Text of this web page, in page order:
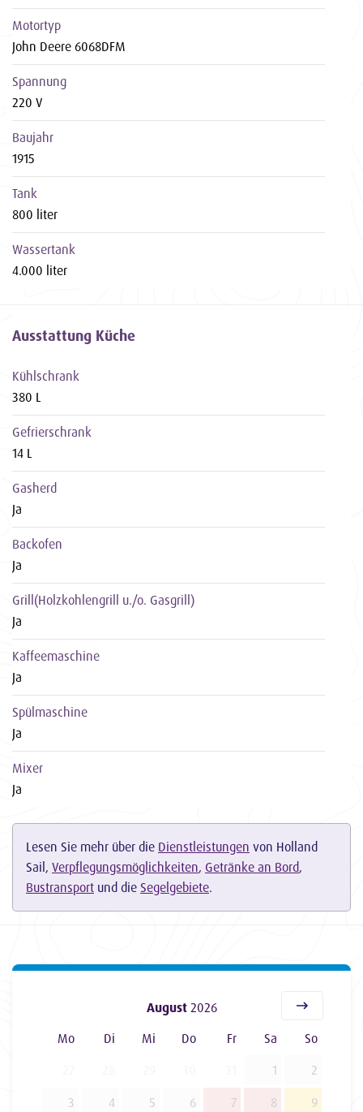
Motortyp
John Deere 6068DFM
Spannung
220 V
Baujahr
1915
Tank
800 liter
Wassertank
4.000 liter
Ausstattung Küche
Kühlschrank
380 L
Gefrierschrank
14 L
Gasherd
Ja
Backofen
Ja
Grill(Holzkohlengrill u./o. Gasgrill)
Ja
Kaffeemaschine
Ja
Spülmaschine
Ja
Mixer
Ja
Lesen Sie mehr über die Dienstleistungen von Holland
Sail, Verpflegungsmöglichkeiten, Getränke an Bord,
Bustransport und die Segelgebiete.
August 2026
Mo
Di Mi Do Fr Sa
So
1
2
3
4 5 6 7 8
9